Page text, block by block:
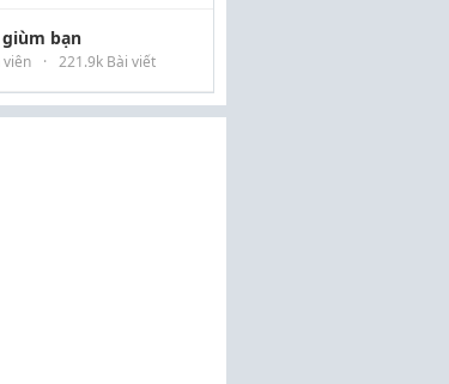
bạn
viên · 221.9k Bài viết